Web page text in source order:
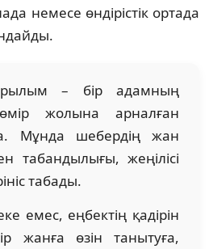
немесе өндірістік ортада
– бір адамның
жолына арналған
Мұнда шебердің жан
табандылығы, жеңілісі
табады.
емес, еңбектің қадірін
жанға өзін танытуға,